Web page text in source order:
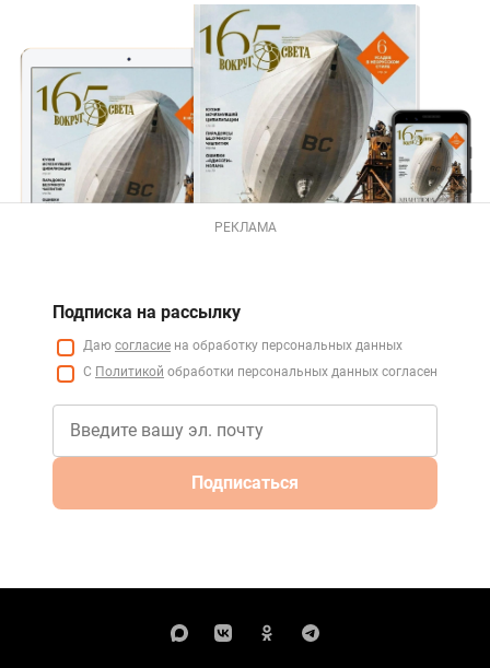
РЕКЛАМА
Подписка на рассылку
Даю согласие на обработку персональных данных
С Политикой обработки персональных данных согласен
Подписаться